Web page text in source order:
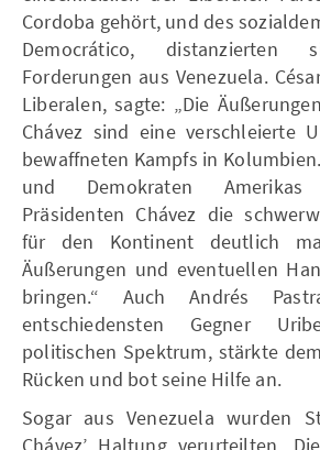
Cordoba gehört, und des
Democrático,
Forderungen aus Venezuela.
Liberalen, sagte: „Die
Chávez sind eine verschleierte
bewaffneten Kampfs in
und Demokraten
Präsidenten Chávez die
für den Kontinent deutlich
Äußerungen und eventuellen
bringen.“ Auch Andrés
entschiedensten Gegner
politischen Spektrum, stärkte
Rücken und bot seine Hilfe an.
Sogar aus Venezuela wurden